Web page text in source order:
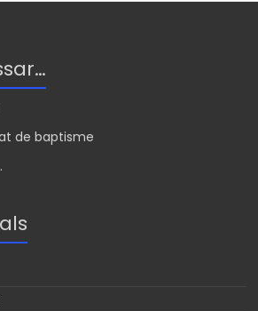
de baptisme